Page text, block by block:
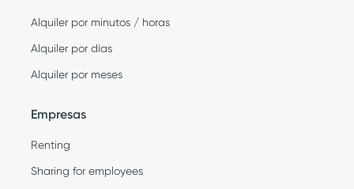
Alquiler por minutos / horas
Alquiler por días
Alquiler por meses
Empresas
Renting
Sharing for employees